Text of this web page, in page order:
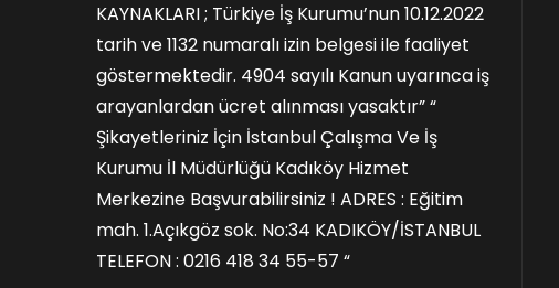
KAYNAKLARI ; Türkiye İş Kurumu’nun 10.12.2022
tarih ve 1132 numaralı izin belgesi ile faaliyet
göstermektedir. 4904 sayılı Kanun uyarınca iş
arayanlardan ücret alınması yasaktır” “
Şikayetleriniz İçin İstanbul Çalışma Ve İş
Kurumu İl Müdürlüğü Kadıköy Hizmet
Merkezine Başvurabilirsiniz ! ADRES : Eğitim
mah. 1.Açıkgöz sok. No:34 KADIKÖY/İSTANBUL
TELEFON : 0216 418 34 55-57 “